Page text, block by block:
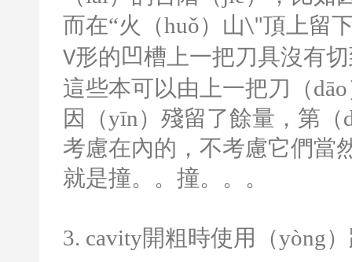
而在“火（huǒ）山\"頂上留
V形的凹槽上一把刀具沒有
這些本可以由上一把刀（
因（yīn）殘留了餘量，第
考慮在內的，不考慮它們當
就是撞。。撞。。。
3. cavity開粗時使用（yòng